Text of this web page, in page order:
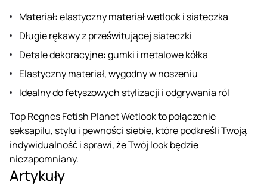
Materiał: elastyczny materiał wetlook i siateczka
Długie rękawy z prześwitującej siateczki
Detale dekoracyjne: gumki i metalowe kółka
Elastyczny materiał, wygodny w noszeniu
Idealny do fetyszowych stylizacji i odgrywania ról
Top Regnes Fetish Planet Wetlook to połączenie
seksapilu, stylu i pewności siebie, które podkreśli Twoją
indywidualność i sprawi, że Twój look będzie
niezapomniany.
Artykuły